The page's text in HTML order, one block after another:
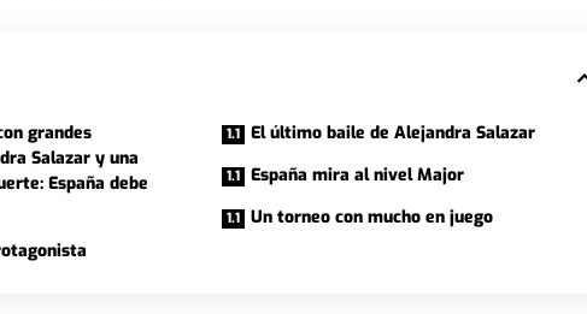
grandes
Salazar y una
España debe
El último baile de Alejandra Salazar
España mira al nivel Major
Un torneo con mucho en juego